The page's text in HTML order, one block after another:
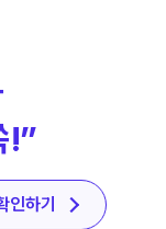
!”
하기